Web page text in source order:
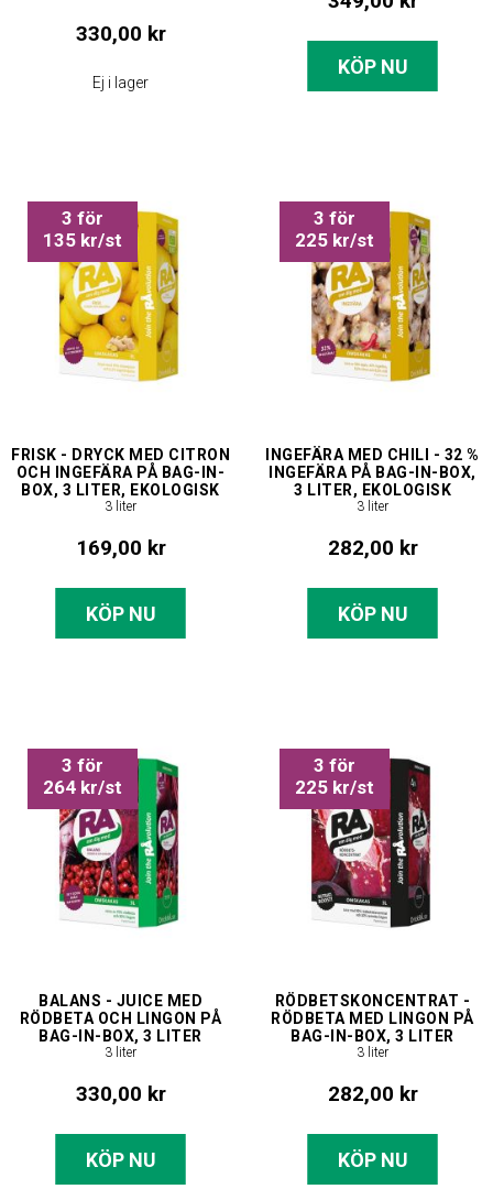
330,00 kr
Ej i lager
KÖP NU
3 för
135 kr/st
FRISK - DRYCK MED CITRON
OCH INGEFÄRA PÅ BAG-IN-
BOX, 3 LITER, EKOLOGISK
3 liter
169,00 kr
KÖP NU
3 för
225 kr/st
INGEFÄRA MED CHILI - 32 %
INGEFÄRA PÅ BAG-IN-BOX,
3 LITER, EKOLOGISK
3 liter
282,00 kr
KÖP NU
3 för
264 kr/st
BALANS - JUICE MED
RÖDBETA OCH LINGON PÅ
BAG-IN-BOX, 3 LITER
3 liter
330,00 kr
KÖP NU
3 för
225 kr/st
RÖDBETSKONCENTRAT -
RÖDBETA MED LINGON PÅ
BAG-IN-BOX, 3 LITER
3 liter
282,00 kr
KÖP NU